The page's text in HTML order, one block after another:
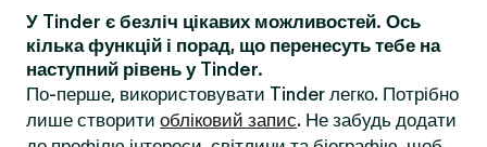
У Tinder є безліч цікавих можливостей. Ось
кілька функцій і порад, що перенесуть тебе на
наступний рівень у Tinder.
По-перше, використовувати Tinder легко. Потрібно
лише створити обліковий запис. Не забудь додати